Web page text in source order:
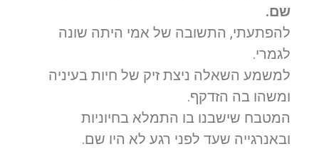
שם.
להפתעתי, התשובה של אמי היתה שונה
לגמרי.
למשמע השאלה ניצת זיק של חיות בעיניה
ומשהו בה הזדקף.
המטבח שישבנו בו התמלא בחיוניות
ובאנרגייה שעד לפני רגע לא היו שם.